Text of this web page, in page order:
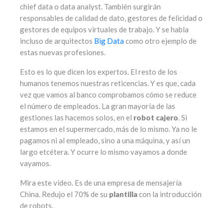
chief data o data analyst. También surgirán
responsables de calidad de dato, gestores de felicidad o
gestores de equipos virtuales de trabajo. Y se habla
incluso de arquitectos Big Datacomo otro ejemplo de
estas nuevas profesiones.
Esto es lo que dicen los expertos. El resto de los
humanos tenemos nuestras reticencias. Y es que, cada
vez que vamos al banco comprobamos cómo se reduce
el número de empleados. La gran mayoría de las
gestiones las hacemos solos, en el robot cajero. Si
estamos en el supermercado, más de lo mismo. Ya no le
pagamos ni al empleado, sino a una máquina, y así un
largo etcétera. Y ocurre lo mismo vayamos a donde
vayamos.
Mira este vídeo. Es de una empresa de mensajería
China. Redujo el 70% de su plantillacon la introducción
de robots.